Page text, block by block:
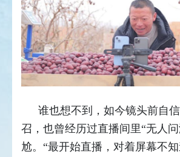
谁也想不到，如今镜头前自
召，也曾经历过直播间里“无人
尬。 “最开始直播，对着屏幕不